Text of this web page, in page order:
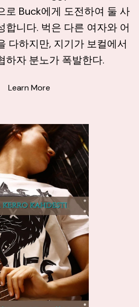
로 Buck에게 도전하여 둘 사
합니다. 벅은 다른 여자와 어
다하지만, 지기가 보컬에서
하자 분노가 폭발한다.
Learn More